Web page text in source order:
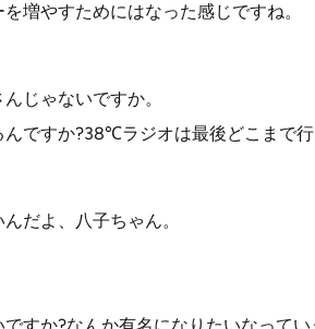
増やすためにはなった感じですね。
じゃないですか。
んですか?38℃ラジオは最後どこまで
だよ、八子ちゃん。